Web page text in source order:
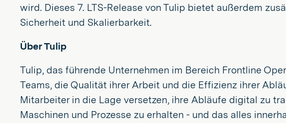
wird. Dieses 7. LTS-Release von Tulip bietet außerdem
Sicherheit und Skalierbarkeit.
Über Tulip
Tulip, das führende Unternehmen im Bereich Frontline
Teams, die Qualität ihrer Arbeit und die Effizienz ihrer
Mitarbeiter in die Lage versetzen, ihre Abläufe digital zu
Maschinen und Prozesse zu erhalten - und das alles